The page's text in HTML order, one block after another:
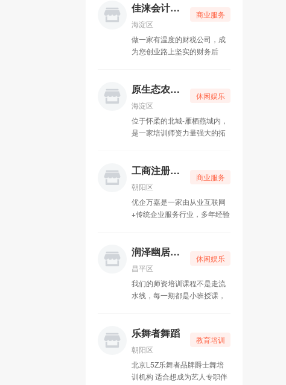
大小货车出租，长短途运输，
车辆丰富，贴心服务，价格更
贴心！恭候你的来电！
商业服务
佳涞会计代账
海淀区
做一家有温度的财税公司，成
为您创业路上坚实的财务后
欲立而立人，己欲达而达人”的
经营理念，先人后己，共创共
赢。
休闲娱乐
原生态农家乐
海淀区
位于怀柔的北城-雁栖燕城内，
是一家培训师资力量强大的拓
户外及室内拓展训练活动。
商业服务
工商注册一条龙
朝阳区
优企万嘉是一家由从业互联网
+传统企业服务行业，多年经验
账、资质申请、知识产权等企
业全生命周期的一站式企业服
务公司。
休闲娱乐
润泽幽居瑜伽
昌平区
我们的师资培训课程不是走流
水线，每一期都是小班授课，
生真正领略瑜伽真谛，走进瑜
伽身心灵的修行。当然一个月
的学习之后，还需要以后更精
进的习练，才能真正成为一名
合格的瑜伽分享者。
教育培训
乐舞者舞蹈
朝阳区
北京L5Z乐舞者品牌爵士舞培
训机构 适合想成为艺人专职伴